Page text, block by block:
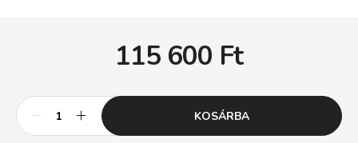
115 600 Ft
KOSÁRBA